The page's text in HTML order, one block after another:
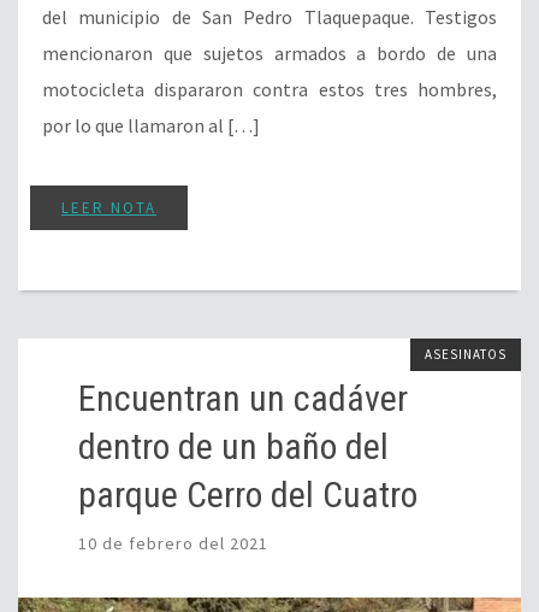
del municipio de San Pedro Tlaquepaque. Testigos
mencionaron que sujetos armados a bordo de una
motocicleta dispararon contra estos tres hombres,
por lo que llamaron al […]
LEER NOTA
ASESINATOS
Encuentran un cadáver
dentro de un baño del
parque Cerro del Cuatro
10 de febrero del 2021